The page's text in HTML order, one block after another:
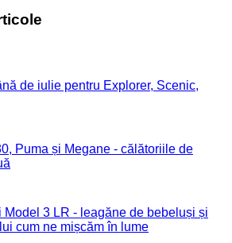
de iulie pentru Explorer, Scenic,
Puma și Megane - călătoriile de
Model 3 LR - leagăne de bebeluși și
cum ne mișcăm în lume